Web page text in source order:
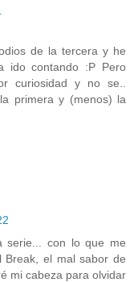
de la tercera y he
ido contando :P Pero
curiosidad y no se..
primera y (menos) la
serie... con lo que me
el mal sabor de
mi cabeza para olvidar